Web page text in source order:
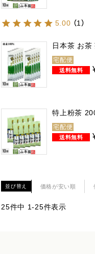
5.00 （1 ）
日本茶 お茶
宅配便
特上粉茶
宅配便
並び替え 価格が安い順
25件中 1-25件表示